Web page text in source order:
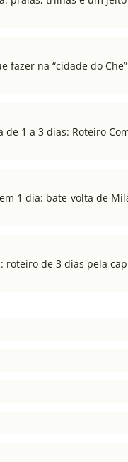
fazer na “cidade do Che”
de 1 a 3 dias: Roteiro
1 dia: bate-volta de
roteiro de 3 dias pela